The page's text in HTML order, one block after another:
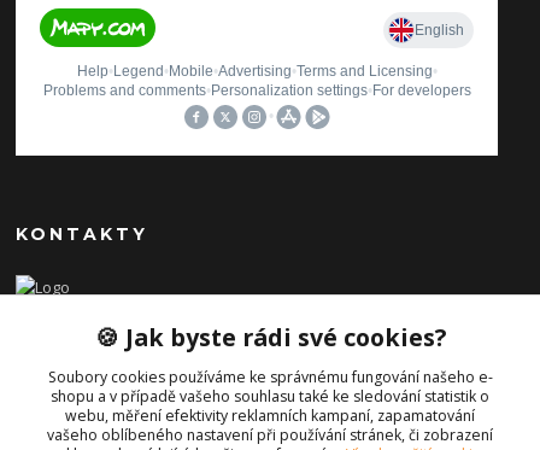
KONTAKTY
+420 606654169
(Po-Pá, 8-16 hod.)
info@iporiginal.cz
🍪 Jak byste rádi své cookies?
Soubory cookies používáme ke správnému fungování našeho e-
shopu a v případě vašeho souhlasu také ke sledování statistik o
webu, měření efektivity reklamních kampaní, zapamatování
vašeho oblíbeného nastavení při používání stránek, či zobrazení